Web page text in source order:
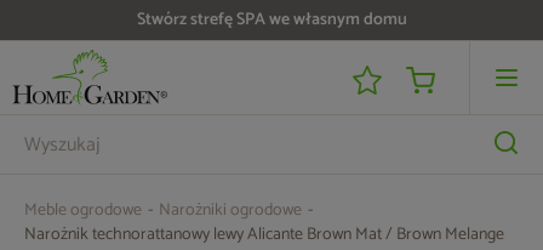
Stwórz strefę SPA we własnym domu
Do 25 000 zł zwrotu na kartę i raty RRSO 0%
Meble ogrodowe
Narożniki ogrodowe
Narożnik technorattanowy lewy Alicante Brown Mat / Brown Melange